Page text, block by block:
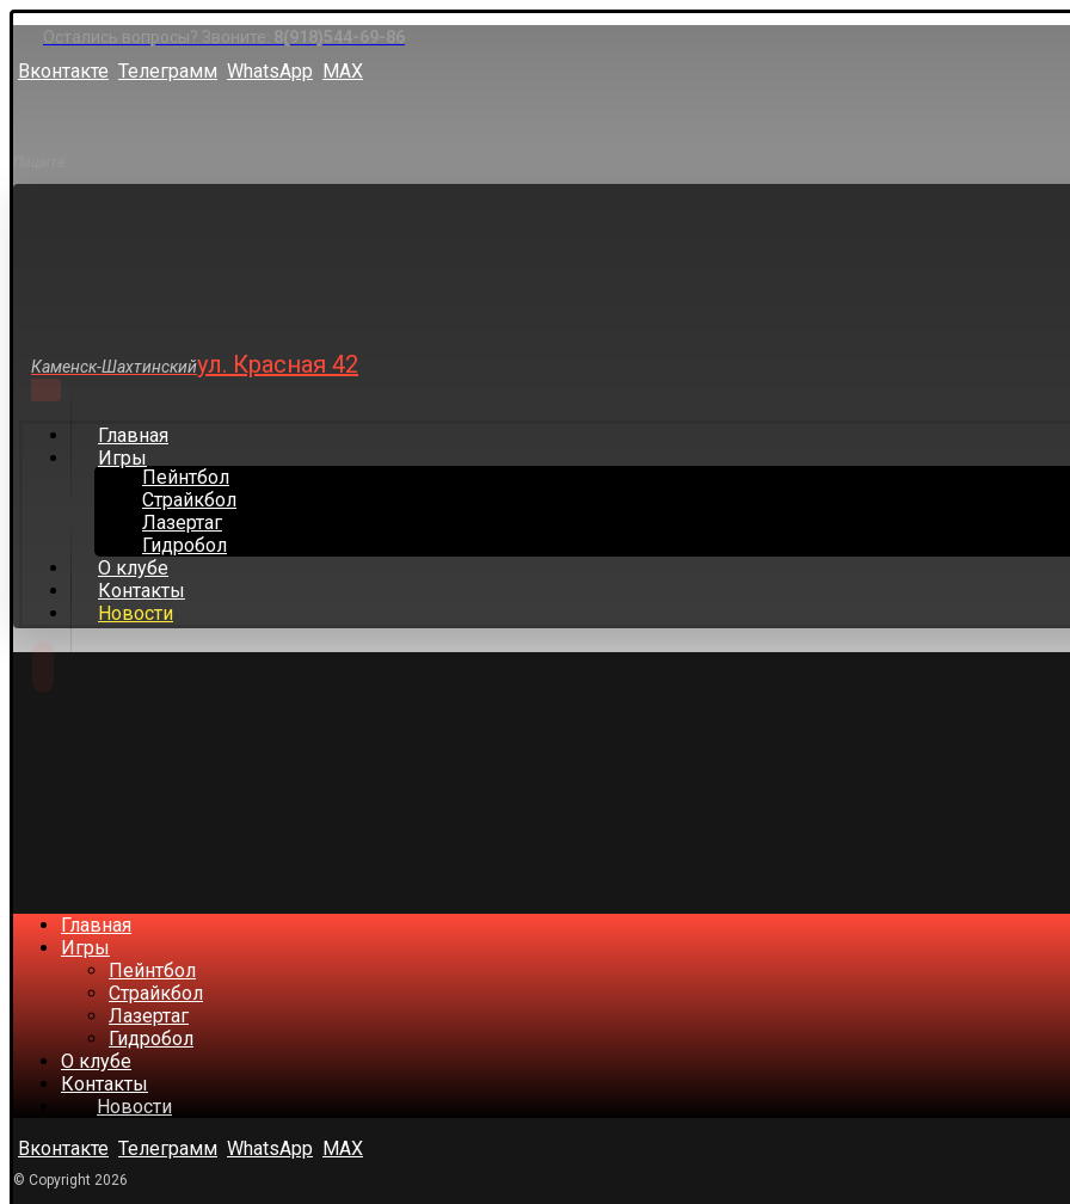
Остались вопросы? Звоните: 8(918)544-69-86
Вконтакте Телеграмм WhatsApp MAX
Каменск-Шахтинскийул. Красная 42
Главная
Игры
Пейнтбол
Страйкбол
Лазертаг
Гидробол
О клубе
Контакты
Новости
Главная
Игры
Пейнтбол
Страйкбол
Лазертаг
Гидробол
О клубе
Контакты
Новости
Вконтакте Телеграмм WhatsApp MAX
© Copyright 2026